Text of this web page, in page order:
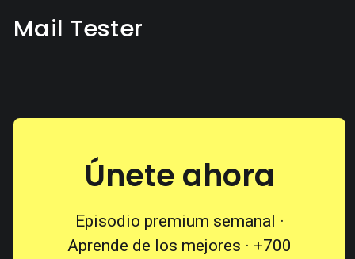
Mail Tester
Únete ahora
Episodio premium semanal ·
Aprende de los mejores · +700